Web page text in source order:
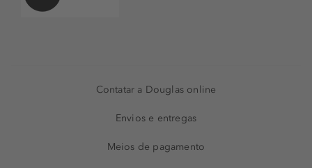
Contatar a Douglas online
Envios e entregas
Meios de pagamento